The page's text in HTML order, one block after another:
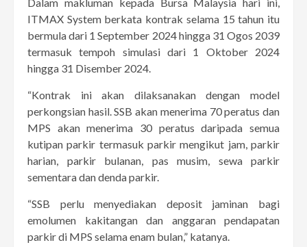
ITMAX System berkata kontrak selama 15 tahun itu
bermula dari 1 September 2024 hingga 31 Ogos 2039
termasuk tempoh simulasi dari 1 Oktober 2024
hingga 31 Disember 2024.
“Kontrak ini akan dilaksanakan dengan model
perkongsian hasil. SSB akan menerima 70 peratus dan
MPS akan menerima 30 peratus daripada semua
kutipan parkir termasuk parkir mengikut jam, parkir
harian, parkir bulanan, pas musim, sewa parkir
sementara dan denda parkir.
“SSB perlu menyediakan deposit jaminan bagi
emolumen kakitangan dan anggaran pendapatan
parkir di MPS selama enam bulan,” katanya.